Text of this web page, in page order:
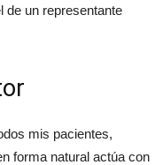
de un representante
mis pacientes,
forma natural actúa con